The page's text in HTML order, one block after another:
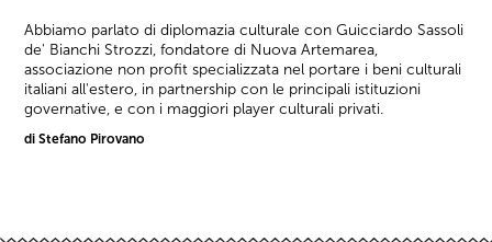
Abbiamo parlato di diplomazia culturale con Guicciardo Sassoli
de' Bianchi Strozzi, fondatore di Nuova Artemarea,
associazione non profit specializzata nel portare i beni culturali
italiani all'estero, in partnership con le principali istituzioni
governative, e con i maggiori player culturali privati.
di Stefano Pirovano